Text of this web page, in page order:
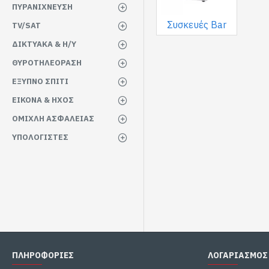
ΠΥΡΑΝΙΧΝΕΥΣΗ
TV/SAT
ΔΙΚΤΥΑΚΑ & Η/Υ
ΘΥΡΟΤΗΛΕΟΡΑΣΗ
ΕΞΥΠΝΟ ΣΠΙΤΙ
ΕΙΚΟΝΑ & ΗΧΟΣ
ΟΜΙΧΛΗ ΑΣΦΑΛΕΙΑΣ
ΥΠΟΛΟΓΙΣΤΕΣ
Συσκευές Bar
ΠΛΗΡΟΦΟΡΙΕΣ ΛΟΓΑΡΙΑΣΜΟΣ